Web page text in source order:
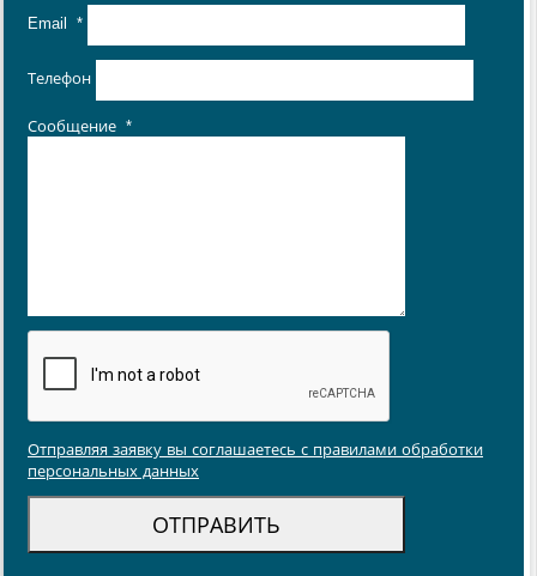
Email *
Телефон
Сообщение *
Отправляя заявку вы соглашаетесь с правилами обработки
персональных данных